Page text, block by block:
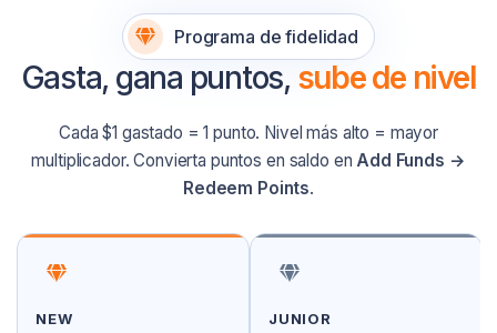
Programa de fidelidad
Gasta, gana puntos, sube de nivel
Cada $1 gastado = 1 punto. Nivel más alto = mayor
multiplicador. Convierta puntos en saldo en Add Funds →
Redeem Points.
NEW JUNIOR